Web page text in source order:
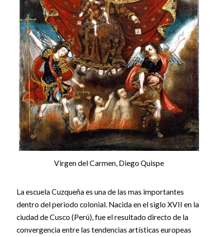
Virgen del Carmen, Diego Quispe
La escuela Cuzqueña es una de las mas importantes
dentro del periodo colonial. Nacida en el siglo XVII en la
ciudad de Cusco (Perú), fue el resultado directo de la
convergencia entre las tendencias artísticas europeas